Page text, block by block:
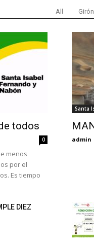
All Girón
todos
0
menos
por el
Es tiempo
Santa
admin
DIEZ